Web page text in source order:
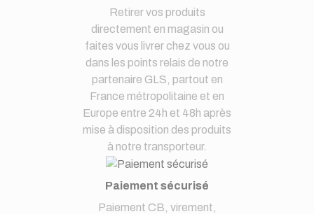
Retirer vos produits
directement en magasin ou
faites vous livrer chez vous ou
dans les points relais de notre
partenaire GLS, partout en
France métropolitaine et en
Europe entre 24h et 48h après
mise à disposition des produits
à notre transporteur.
Paiement sécurisé
Paiement CB, virement,